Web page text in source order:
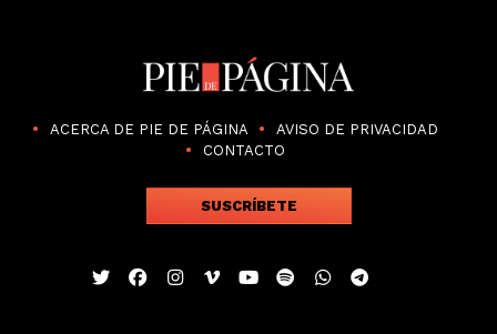
ACERCA DE PIE DE PÁGINA
AVISO DE PRIVACIDAD
CONTACTO
SUSCRÍBETE